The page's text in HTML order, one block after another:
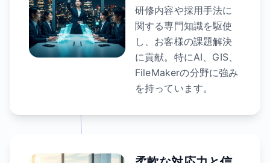
研修内容や採用手法に
関する専門知識を駆使
し、お客様の課題解決
に貢献。特にAI、GIS、
FileMakerの分野に強み
を持っています。